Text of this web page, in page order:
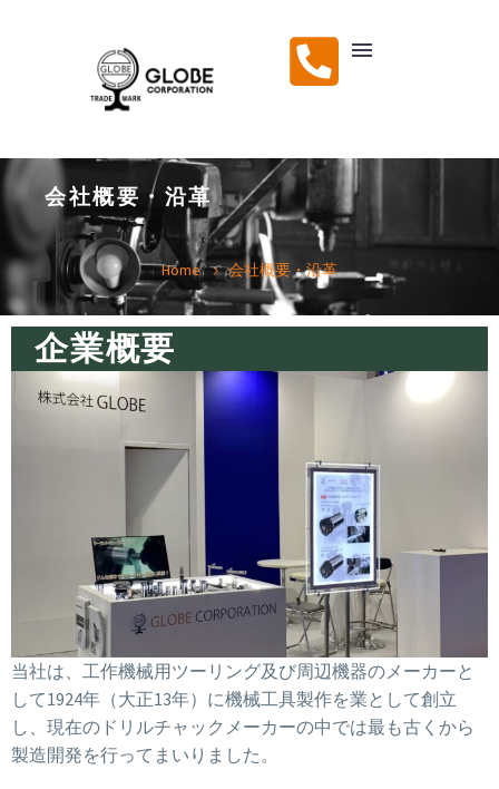
会社概要・沿革
Home 会社概要・沿革
企業概要
当社は、工作機械用ツーリング及び周辺機器のメーカーと
して1924年（大正13年）に機械工具製作を業として創立
し、現在のドリルチャックメーカーの中では最も古くから
製造開発を行ってまいりました。